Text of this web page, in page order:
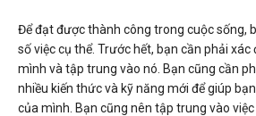
Để đạt được thành công trong cuộc sống,
số việc cụ thể. Trước hết, bạn cần phải
mình và tập trung vào nó. Bạn cũng cần
nhiều kiến thức và kỹ năng mới để giúp
của mình. Bạn cũng nên tập trung vào